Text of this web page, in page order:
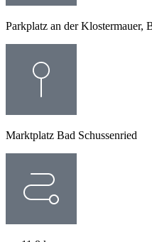
Parkplatz an der Klostermauer,
Marktplatz Bad Schussenried